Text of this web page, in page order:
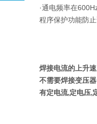
·通电频率在
程序保护功能防
焊接电流的上升
不需要焊接变压器
有定电流,定电压,